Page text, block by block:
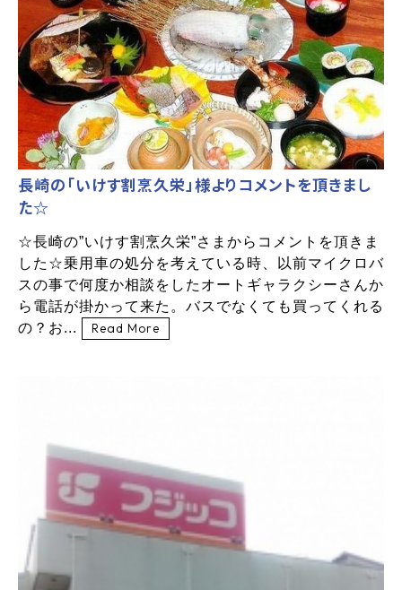
長崎の「いけす割烹久栄」様よりコメントを頂きまし
た☆
☆長崎の”いけす割烹久栄”さまからコメントを頂きま
した☆乗用車の処分を考えている時、以前マイクロバ
スの事で何度か相談をしたオートギャラクシーさんか
ら電話が掛かって来た。バスでなくても買ってくれる
の？お...
Read More